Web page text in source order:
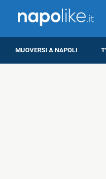
MUOVERSI A NAPOLI